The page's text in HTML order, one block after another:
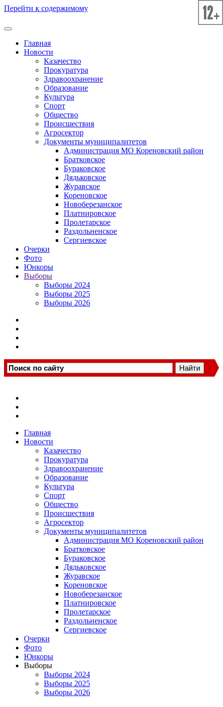
Перейти к содержимому
Главная
Новости
Казачество
Прокуратура
Здравоохранение
Образование
Культура
Спорт
Общество
Происшествия
Агросектор
Документы муниципалитетов
Администрация МО Кореновский район
Братковское
Бураковское
Дядьковское
Журавское
Кореновское
Новоберезанское
Платнировское
Пролетарское
Раздольненское
Сергиевское
Очерки
Фото
Юнкоры
Выборы
Выборы 2024
Выборы 2025
Выборы 2026
Главная
Новости
Казачество
Прокуратура
Здравоохранение
Образование
Культура
Спорт
Общество
Происшествия
Агросектор
Документы муниципалитетов
Администрация МО Кореновский район
Братковское
Бураковское
Дядьковское
Журавское
Кореновское
Новоберезанское
Платнировское
Пролетарское
Раздольненское
Сергиевское
Очерки
Фото
Юнкоры
Выборы
Выборы 2024
Выборы 2025
Выборы 2026